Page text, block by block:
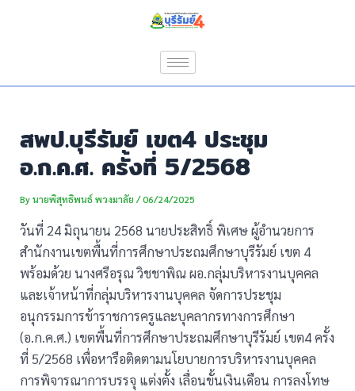
สพป.บุรีรัมย์ เขต4 ประชุม
อ.ก.ค.ศ. ครั้งที่ 5/2568
Byนายพิสุทธิพนธ์ พวงมาลัย/06/24/2025
วันที่ 24 มิถุนายน 2568 นายประสิทธิ์ พิเศษ ผู้อำนวยการ
สำนักงานเขตพื้นที่การศึกษาประถมศึกษาบุรีรัมย์ เขต 4
พร้อมด้วย นางศรีอรุณ วิชชาพิณ ผอ.กลุ่มบริหารงานบุคคล
และเจ้าหน้าที่กลุ่มบริหารงานบุคคล จัดการประชุม
อนุกรรมการข้าราชการครูและบุคลากรทางการศึกษา
(อ.ก.ค.ศ.) เขตพื้นที่การศึกษาประถมศึกษาบุรีรัมย์ เขต4 ครั้ง
ที่ 5/2568 เพื่อหารือติดตามนโยบายการบริหารงานบุคคล
การพิจารณาการบรรจุ แต่งตั้ง เลื่อนขั้นเงินเดือน การลงโทษ